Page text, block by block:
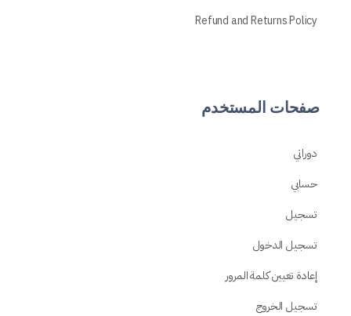
Refund and Returns Policy
صفحات المستخدم
دوراتي
حسابي
تسجيل
تسجيل الدخول
إعادة تعيين كلمة المرور
تسجيل الخروج